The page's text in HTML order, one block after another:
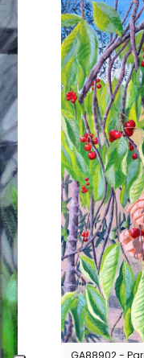
GA88902 -